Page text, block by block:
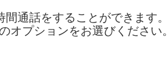
通話をすることができます
オプションをお選びください。